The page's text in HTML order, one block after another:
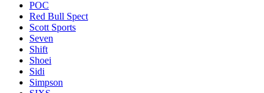
POC
Red Bull Spect
Scott Sports
Seven
Shift
Shoei
Sidi
Simpson